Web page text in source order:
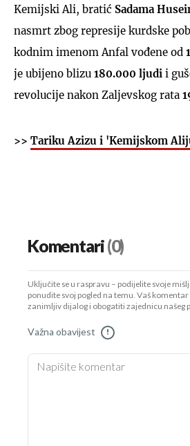
Kemijski Ali, bratić Sadama
nasmrt zbog represije kurdske
kodnim imenom Anfal vođene od
je ubijeno blizu 180.000 ljudi i
revolucije nakon Zaljevskog rata
>> Tariku Azizu i 'Kemijskom
Komentari(0)
Uključite se u raspravu – podijelite svoje
ponudite svoj pogled na temu. Vaš
zanimljiv dijalog i obogatiti zajednicu našeg
Važna obavijest !